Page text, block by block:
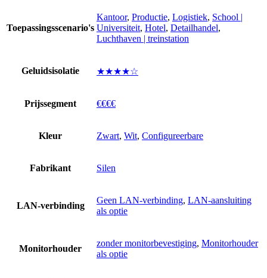
Toepassingsscenario's
Kantoor, Productie, Logistiek, School |
Universiteit, Hotel, Detailhandel,
Luchthaven | treinstation
Geluidsisolatie ★★★★☆
Prijssegment €€€€
Kleur Zwart, Wit, Configureerbare
Fabrikant Silen
LAN-verbinding
Geen LAN-verbinding, LAN-aansluiting
als optie
Monitorhouder
zonder monitorbevestiging, Monitorhouder
als optie